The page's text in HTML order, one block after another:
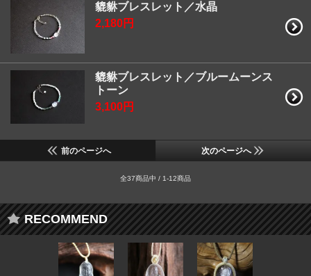
貔貅ブレスレット／水晶
2,180円
貔貅ブレスレット／ブルームーンス
トーン
3,100円
前のページへ 次のページへ
全37商品中 / 1-12商品
RECOMMEND